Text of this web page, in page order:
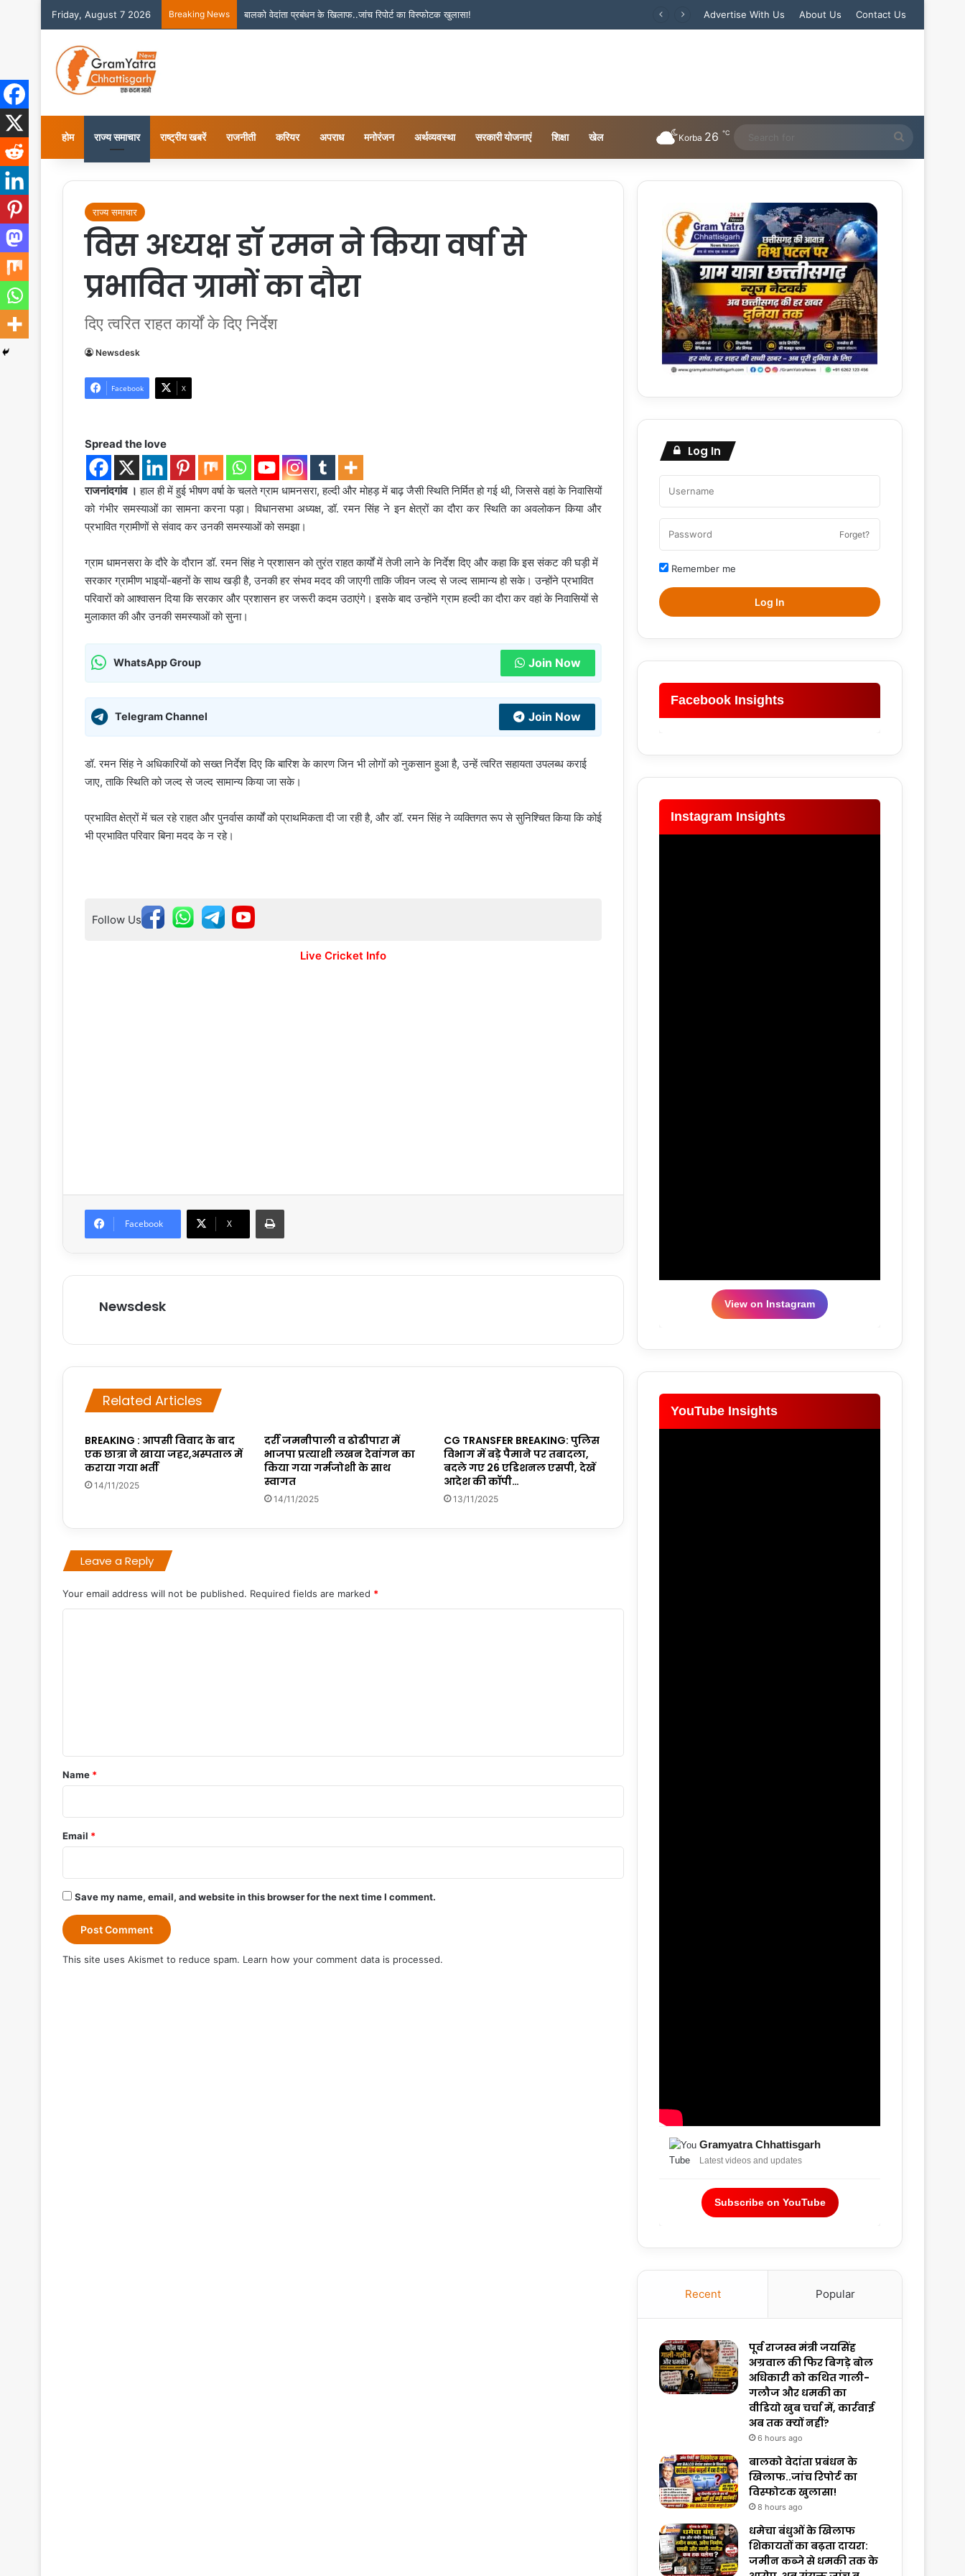
Friday, August 7 2026 Breaking News बालको वेदांता प्रबंधन के खिलाफ..जांच रिपोर्ट का विस्फोटक खुलासा! Advertise With Us About Us Contact Us
होम राज्य समाचार राष्ट्रीय खबरें राजनीती करियर अपराध मनोरंजन अर्थव्यवस्था सरकारी योजनाएं शिक्षा खेल Korba 26 ℃
for
राज्य समाचार
विस अध्यक्ष डॉ रमन ने किया वर्षा से
प्रभावित ग्रामों का दौरा
दिए त्वरित राहत कार्यों के दिए निर्देश
Newsdesk
Facebook X
Spread the love
राजनांदगांव । हाल ही में हुई भीषण वर्षा के चलते ग्राम धामनसरा, हल्दी और मोहड़ में बाढ़ जैसी स्थिति निर्मित हो गई थी, जिससे वहां के निवासियों
को गंभीर समस्याओं का सामना करना पड़ा। विधानसभा अध्यक्ष, डॉ. रमन सिंह ने इन क्षेत्रों का दौरा कर स्थिति का अवलोकन किया और
प्रभावित ग्रामीणों से संवाद कर उनकी समस्याओं को समझा।
ग्राम धामनसरा के दौरे के दौरान डॉ. रमन सिंह ने प्रशासन को तुरंत राहत कार्यों में तेजी लाने के निर्देश दिए और कहा कि इस संकट की घड़ी में
सरकार ग्रामीण भाइयों-बहनों के साथ खड़ी है, उनकी हर संभव मदद की जाएगी ताकि जीवन जल्द से जल्द सामान्य हो सके। उन्होंने प्रभावित
परिवारों को आश्वासन दिया कि सरकार और प्रशासन हर जरूरी कदम उठाएंगे। इसके बाद उन्होंने ग्राम हल्दी का दौरा कर वहां के निवासियों से
मुलाकात की और उनकी समस्याओं को सुना।
WhatsApp Group Join Now
Telegram Channel Join Now
डॉ. रमन सिंह ने अधिकारियों को सख्त निर्देश दिए कि बारिश के कारण जिन भी लोगों को नुकसान हुआ है, उन्हें त्वरित सहायता उपलब्ध कराई
जाए, ताकि स्थिति को जल्द से जल्द सामान्य किया जा सके।
प्रभावित क्षेत्रों में चल रहे राहत और पुनर्वास कार्यों को प्राथमिकता दी जा रही है, और डॉ. रमन सिंह ने व्यक्तिगत रूप से सुनिश्चित किया कि कोई
भी प्रभावित परिवार बिना मदद के न रहे।
Follow Us
Live Cricket Info
Facebook X
Newsdesk
Related Articles
BREAKING : आपसी विवाद के बाद
एक छात्रा ने खाया जहर,अस्पताल में
कराया गया भर्ती
14/11/2025
दर्री जमनीपाली व ढोढीपारा में
भाजपा प्रत्याशी लखन देवांगन का
किया गया गर्मजोशी के साथ
स्वागत
14/11/2025
CG TRANSFER BREAKING: पुलिस
विभाग में बड़े पैमाने पर तबादला,
बदले गए 26 एडिशनल एसपी, देखें
आदेश की कॉपी…
13/11/2025
Leave a Reply
Your email address will not be published. Required fields are marked *
*
Name *
Email *
Save my name, email, and website in this browser for the next time I comment.
This site uses Akismet to reduce spam. Learn how your comment data is processed.
Log In
Forget?
Remember me
Log In
Facebook Insights
Instagram Insights
View on Instagram
YouTube Insights
Gramyatra Chhattisgarh
Latest videos and updates
Subscribe on YouTube
Recent Popular
पूर्व राजस्व मंत्री जयसिंह
अग्रवाल की फिर बिगड़े बोल
अधिकारी को कथित गाली-
गलौज और धमकी का
वीडियो खुब चर्चा में, कार्रवाई
अब तक क्यों नहीं?
6 hours ago
बालको वेदांता प्रबंधन के
खिलाफ..जांच रिपोर्ट का
विस्फोटक खुलासा!
8 hours ago
धमेचा बंधुओं के खिलाफ
शिकायतों का बढ़ता दायरा:
जमीन कब्जे से धमकी तक के